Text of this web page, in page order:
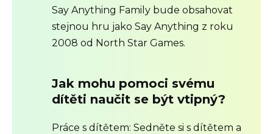
Say Anything Family bude obsahovat
stejnou hru jako Say Anything z roku
2008 od North Star Games.
Jak mohu pomoci svému
dítěti naučit se být vtipný?
Práce s dítětem: Sedněte si s dítětem a